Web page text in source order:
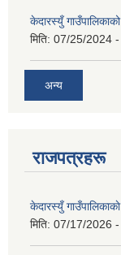
केदारस्युँ
मिति: 07/25/2024
अन्य
राजपत्रहरू
केदारस्युँ
मिति: 07/17/2026